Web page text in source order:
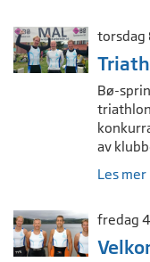
torsdag
Bø-
av
Les mer
fredag